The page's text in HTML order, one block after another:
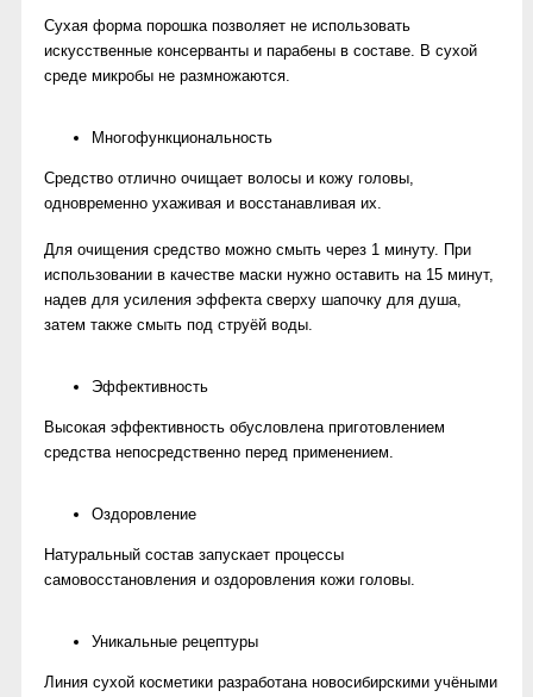
Сухая форма порошка позволяет не использовать
искусственные консерванты и парабены в составе. В сухой
среде микробы не размножаются.
Многофункциональность
Средство отлично очищает волосы и кожу головы,
одновременно ухаживая и восстанавливая их.
Для очищения средство можно смыть через 1 минуту. При
использовании в качестве маски нужно оставить на 15 минут,
надев для усиления эффекта сверху шапочку для душа,
затем также смыть под струёй воды.
Эффективность
Высокая эффективность обусловлена приготовлением
средства непосредственно перед применением.
Оздоровление
Натуральный состав запускает процессы
самовосстановления и оздоровления кожи головы.
Уникальные рецептуры
Линия сухой косметики разработана новосибирскими учёными